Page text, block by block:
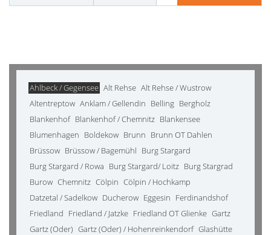
Ahlbeck / Gegensee Alt Rehse Alt Rehse / Wustrow
Altentreptow Anklam / Gellendin Belling Bergholz
Blankenhof Blankenhof / Chemnitz Blankensee
Blumenhagen Boldekow Brunn Brunn OT Dahlen
Brüssow Brüssow / Bagemühl Burg Stargard
Burg Stargard / Rowa Burg Stargard/ Loitz Burg Stargrad
Burow Chemnitz Cölpin Cölpin / Hochkamp
Datzetal / Sadelkow Ducherow Eggesin Ferdinandshof
Friedland Friedland / Jatzke Friedland OT Glienke Gartz
Gartz (Oder) Gartz (Oder) / Hohenreinkendorf Glashütte